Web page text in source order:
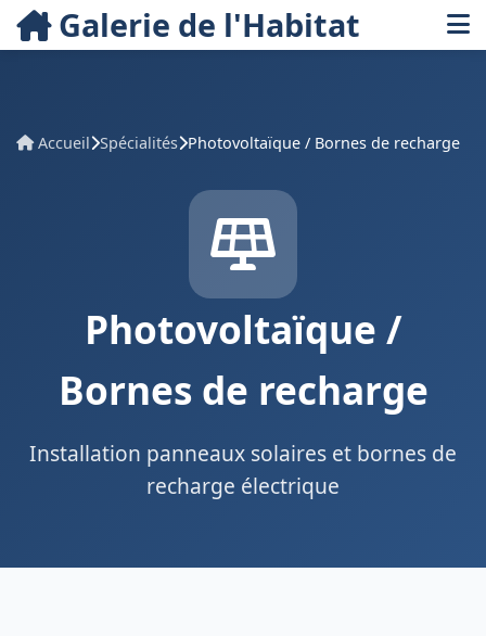
Galerie de l'Habitat
Accueil Spécialités Photovoltaïque / Bornes de recharge
Photovoltaïque /
Bornes de recharge
Installation panneaux solaires et bornes de
recharge électrique